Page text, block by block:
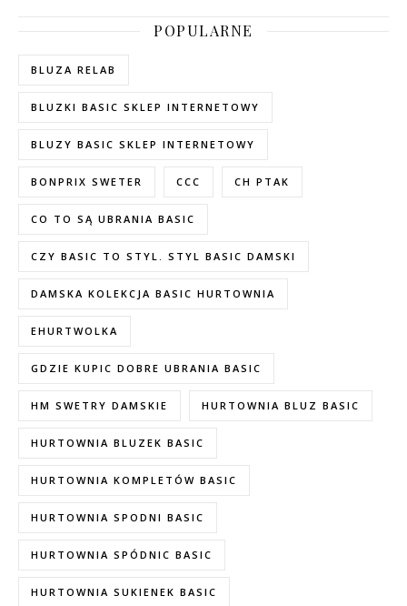
POPULARNE
BLUZA RELAB
BLUZKI BASIC SKLEP INTERNETOWY
BLUZY BASIC SKLEP INTERNETOWY
BONPRIX SWETER CCC CH PTAK
CO TO SĄ UBRANIA BASIC
CZY BASIC TO STYL. STYL BASIC DAMSKI
DAMSKA KOLEKCJA BASIC HURTOWNIA
EHURTWOLKA
GDZIE KUPIC DOBRE UBRANIA BASIC
HM SWETRY DAMSKIE HURTOWNIA BLUZ BASIC
HURTOWNIA BLUZEK BASIC
HURTOWNIA KOMPLETÓW BASIC
HURTOWNIA SPODNI BASIC
HURTOWNIA SPÓDNIC BASIC
HURTOWNIA SUKIENEK BASIC